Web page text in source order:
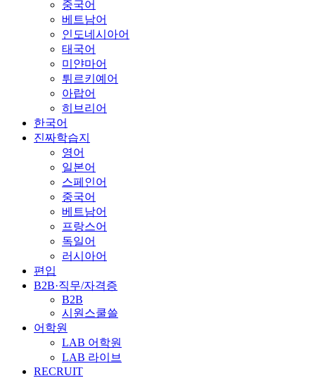
중국어
베트남어
인도네시아어
태국어
미얀마어
튀르키예어
아랍어
히브리어
한국어
진짜학습지
영어
일본어
스페인어
중국어
베트남어
프랑스어
독일어
러시아어
편입
B2B·직무/자격증
B2B
시원스쿨쓸
어학원
LAB 어학원
LAB 라이브
RECRUIT